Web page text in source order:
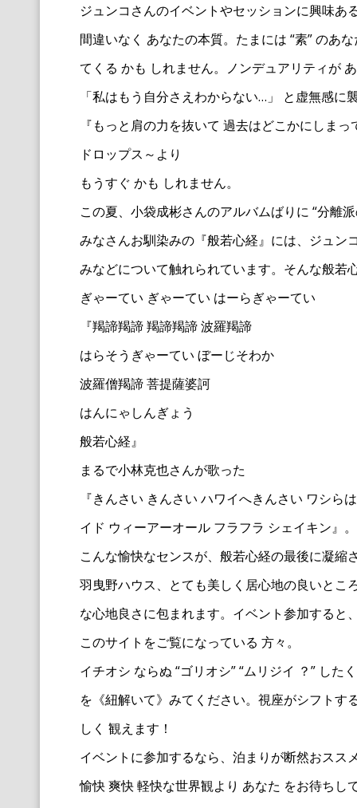
ジュンコさんのイベントやセッションに興味
間違いなく あなたの本質。たまには “素” のあ
てくる かも しれません。ノンデュアリティが
「私はもう自分さえわからない…」 と虚無感
『もっと肩の力を抜いて 過去はどこかにしま
ドロップス～より
もうすぐ かも しれません。
この夏、小袋成彬さんのアルバムばりに “分離
みなさんお馴染みの『般若心経』には、ジュン
みなどについて触れられています。そんな般若
ぎゃーてい ぎゃーてい はーらぎゃーてい
『羯諦羯諦 羯諦羯諦 波羅羯諦
はらそうぎゃーてい ぼーじそわか
波羅僧羯諦 菩提薩婆訶
はんにゃしんぎょう
般若心経』
まるで小林克也さんが歌った
『きんさい きんさい ハワイへきんさい ワシ
イド ウィーアーオール フラフラ シェイキン』。
こんな愉快なセンスが、般若心経の最後に凝縮
羽曳野ハウス、とても美しく居心地の良いとこ
な心地良さに包まれます。イベント参加する
このサイトをご覧になっている 方々。
イチオシ ならぬ “ゴリオシ” “ムリジイ ？” し
を《紐解いて》みてください。視座がシフトす
しく 観えます！
イベントに参加するなら、泊まりが断然おスス
愉快 爽快 軽快な世界観より あなた をお待ちし